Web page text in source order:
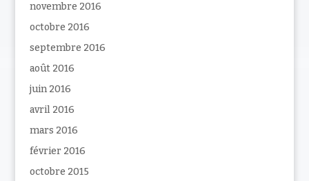
novembre 2016
octobre 2016
septembre 2016
août 2016
juin 2016
avril 2016
mars 2016
février 2016
octobre 2015